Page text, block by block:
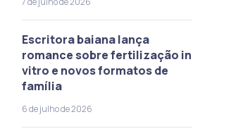
Escritora baiana lança
romance sobre fertilização in
vitro e novos formatos de
família
6 de julho de 2026